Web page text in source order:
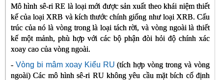
Mô hình sê-ri RE là loại mới được sản xuất theo khái niệm thiết
kế của loại XRB và kích thước chính giống như loại XRB. Cấu
trúc của nó là vòng trong là loại tách rời, và vòng ngoài là thiết
kế một mảnh, phù hợp với các bộ phận đòi hỏi độ chính xác
xoay cao của vòng ngoài.
- Vòng bi mâm xoay Kiểu RU (tích hợp vòng trong và vòng
ngoài) Các mô hình sê-ri RU không yêu cầu mặt bích cố định